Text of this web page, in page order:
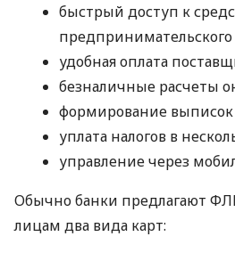
быстрый доступ к
предпринимательского
удобная оплата
безналичные расчеты
формирование выписок
уплата налогов в
управление через
Обычно банки предлагают
лицам два вида карт: